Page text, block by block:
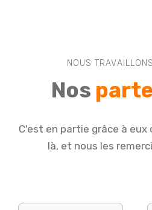
NOUS
Nos
C'est en partie grâce à eux
là, et nous les